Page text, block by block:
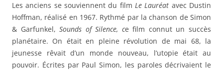
Les anciens se souviennent du film Le Lauréat avec Dustin
Hoffman, réalisé en 1967. Rythmé par la chanson de Simon
& Garfunkel,Sounds of Silence, ce film connut un succès
planétaire. On était en pleine révolution de mai 68, la
jeunesse rêvait d’un monde nouveau, l’utopie était au
pouvoir. Écrites par Paul Simon, les paroles décrivaient le